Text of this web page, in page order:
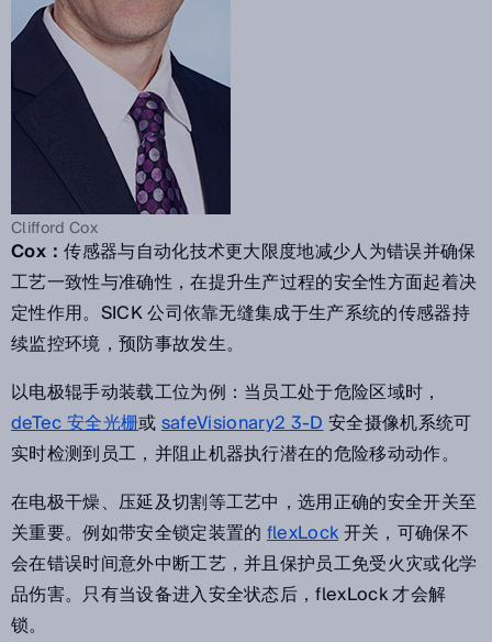
Clifford Cox
Cox：传感器与自动化技术更大限度地减少人为错误并确保
工艺一致性与准确性，在提升生产过程的安全性方面起着决
定性作用。SICK 公司依靠无缝集成于生产系统的传感器持
续监控环境，预防事故发生。
以电极辊手动装载工位为例：当员工处于危险区域时，
deTec 安全光栅或safeVisionary2 3-D安全摄像机系统可
实时检测到员工，并阻止机器执行潜在的危险移动动作。
在电极干燥、压延及切割等工艺中，选用正确的安全开关至
关重要。例如带安全锁定装置的flexLock开关，可确保不
会在错误时间意外中断工艺，并且保护员工免受火灾或化学
品伤害。只有当设备进入安全状态后，flexLock 才会解
锁。